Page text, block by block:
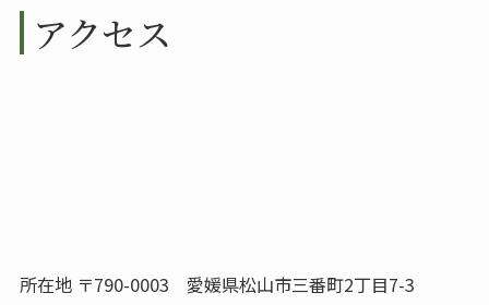
アクセス
所在地 〒790-0003 愛媛県松山市三番町2丁目7-3